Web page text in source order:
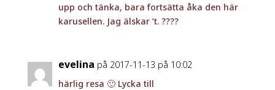
upp och tänka, bara fortsätta åka den här
karusellen. Jag älskar ’t. ????
evelina på 2017-11-13 på 10:02
härlig resa 🙂 Lycka till